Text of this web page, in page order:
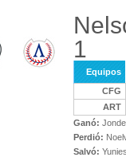
1
Equipos
CFG
ART
Ganó:
Perdió:
Salvó: